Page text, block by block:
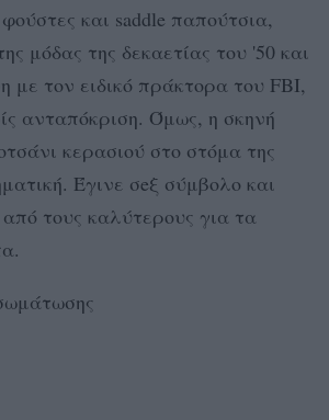
και saddle παπούτσια,
μόδας της δεκαετίας του '50 και
με τον ειδικό πράκτορα του FBI,
ανταπόκριση. Όμως, η σκηνή
κερασιού στο στόμα της
Έγινε σeξ σύμβολο και
τους καλύτερους για τα